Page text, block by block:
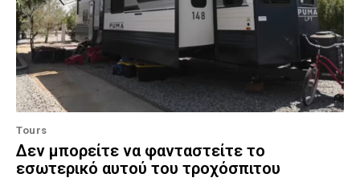
Tours
Δεν μπορείτε να φανταστείτε το
εσωτερικό αυτού του τροχόσπιτου